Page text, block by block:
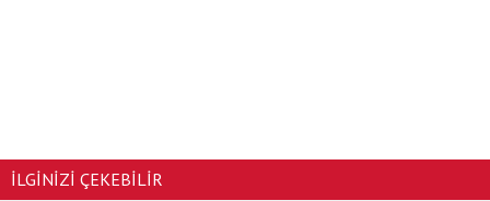
İLGİNİZİ ÇEKEBİLİR